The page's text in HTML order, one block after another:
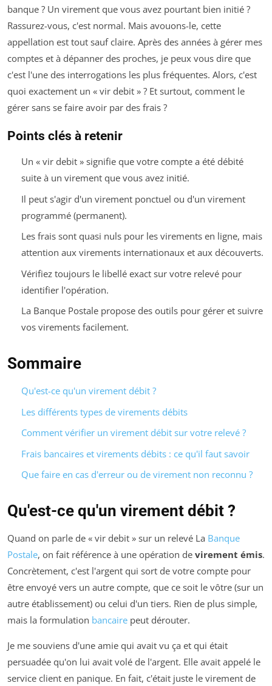
banque ? Un virement que vous avez pourtant bien initié ?
Rassurez-vous, c'est normal. Mais avouons-le, cette
appellation est tout sauf claire. Après des années à gérer mes
comptes et à dépanner des proches, je peux vous dire que
c'est l'une des interrogations les plus fréquentes. Alors, c'est
quoi exactement un « vir debit » ? Et surtout, comment le
gérer sans se faire avoir par des frais ?
Points clés à retenir
Un « vir debit » signifie que votre compte a été débité
suite à un virement que vous avez initié.
Il peut s'agir d'un virement ponctuel ou d'un virement
programmé (permanent).
Les frais sont quasi nuls pour les virements en ligne, mais
attention aux virements internationaux et aux découverts.
Vérifiez toujours le libellé exact sur votre relevé pour
identifier l'opération.
La Banque Postale propose des outils pour gérer et suivre
vos virements facilement.
Sommaire
Qu'est-ce qu'un virement débit ?
Les différents types de virements débits
Comment vérifier un virement débit sur votre relevé ?
Frais bancaires et virements débits : ce qu'il faut savoir
Que faire en cas d'erreur ou de virement non reconnu ?
Qu'est-ce qu'un virement débit ?
Quand on parle de « vir debit » sur un relevé La Banque
Postale, on fait référence à une opération de virement émis.
Concrètement, c'est l'argent qui sort de votre compte pour
être envoyé vers un autre compte, que ce soit le vôtre (sur un
autre établissement) ou celui d'un tiers. Rien de plus simple,
mais la formulation bancaire peut dérouter.
Je me souviens d'une amie qui avait vu ça et qui était
persuadée qu'on lui avait volé de l'argent. Elle avait appelé le
service client en panique. En fait, c'était juste le virement de